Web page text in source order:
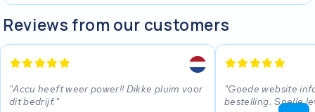
Reviews from our customers
Accu heeft weer power!! Dikke pluim voor
dit bedrijf.
Goede website
bestelling. Snelle